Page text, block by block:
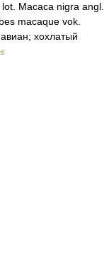
Macaca nigra angl.
macaque vok.
хохлатый